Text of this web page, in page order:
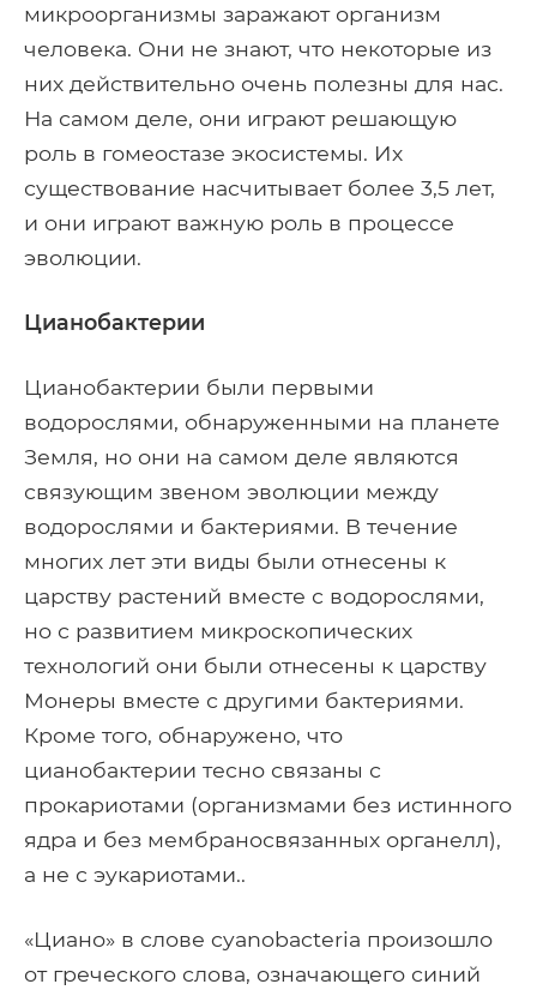
микроорганизмы заражают организм
человека. Они не знают, что некоторые из
них действительно очень полезны для нас.
На самом деле, они играют решающую
роль в гомеостазе экосистемы. Их
существование насчитывает более 3,5 лет,
и они играют важную роль в процессе
эволюции.
Цианобактерии
Цианобактерии были первыми
водорослями, обнаруженными на планете
Земля, но они на самом деле являются
связующим звеном эволюции между
водорослями и бактериями. В течение
многих лет эти виды были отнесены к
царству растений вместе с водорослями,
но с развитием микроскопических
технологий они были отнесены к царству
Монеры вместе с другими бактериями.
Кроме того, обнаружено, что
цианобактерии тесно связаны с
прокариотами (организмами без истинного
ядра и без мембраносвязанных органелл),
а не с эукариотами..
«Циано» в слове cyanobacteria произошло
от греческого слова, означающего синий